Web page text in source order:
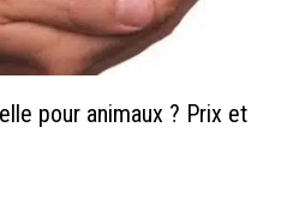
pour animaux ? Prix et